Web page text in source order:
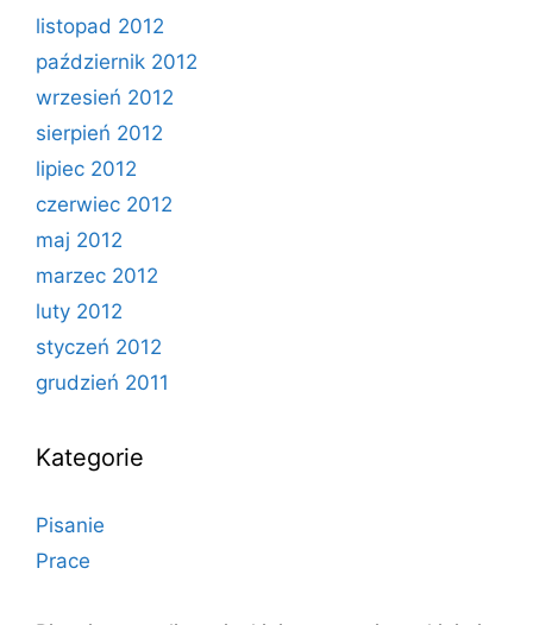
listopad 2012
październik 2012
wrzesień 2012
sierpień 2012
lipiec 2012
czerwiec 2012
maj 2012
marzec 2012
luty 2012
styczeń 2012
grudzień 2011
Kategorie
Pisanie
Prace